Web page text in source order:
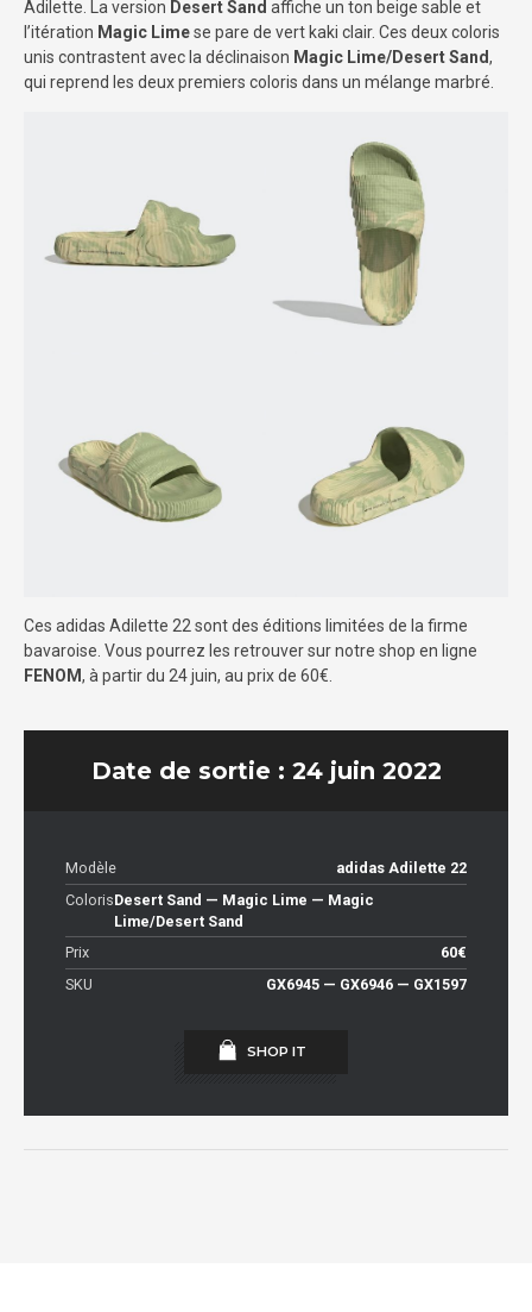
Adilette. La version Desert Sand affiche un ton beige sable et
l’itération Magic Limese pare de vert kaki clair. Ces deux coloris
unis contrastent avec la déclinaison Magic Lime/Desert Sand,
qui reprend les deux premiers coloris dans un mélange marbré.
Ces adidas Adilette 22 sont des éditions limitées de la firme
bavaroise. Vous pourrez les retrouver sur notre shop en ligne
FENOM, à partir du 24 juin, au prix de 60€.
Date de sortie : 24 juin 2022
Modèle
adidas Adilette 22
ColorisDesert Sand — Magic Lime — Magic
Lime/Desert Sand
Prix
60€
SKU
GX6945 — GX6946 — GX1597
SHOP IT